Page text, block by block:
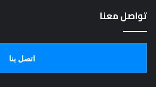
تواصل معنا
اتصل بنا